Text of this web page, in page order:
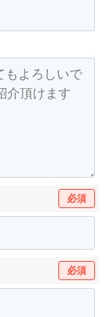
必須
必須